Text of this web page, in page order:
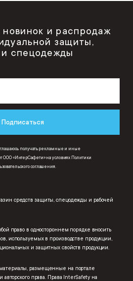
новинок и распродаж
защиты,
спецодежды
Подписаться
получать рекламные и иные
ООО «ИнтерСафети» на условиях Политики
соглашения.
средств защиты, спецодежды и рабочей
право в одностороннем порядке вносить
используемых в производстве продукции,
и защитных свойств продукции.
размещенные на портале
авторского права. Права InterSafety на